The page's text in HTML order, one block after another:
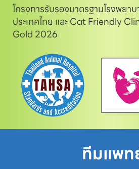
โครงการรับรองมาตรฐานโรงพยา
ประเทศไทย และ Cat Friendly
Gold 2026
ทีมแพ